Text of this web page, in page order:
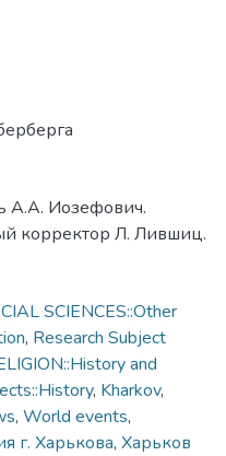
А.А. Иозефович.
корректор Л. Лившиц.
SCIENCES::Other
, Research Subject
and
, Kharkov,
, World events,
г. Харькова, Харьков